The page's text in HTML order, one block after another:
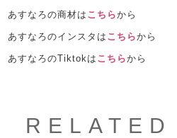
あすなろの商材は こちらから
あすなろのインスタは こちらから
あすなろのTiktokは こちらから
RELATED